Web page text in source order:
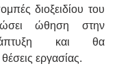
διοξειδίου του
ώθηση στην
και θα
εργασίας.